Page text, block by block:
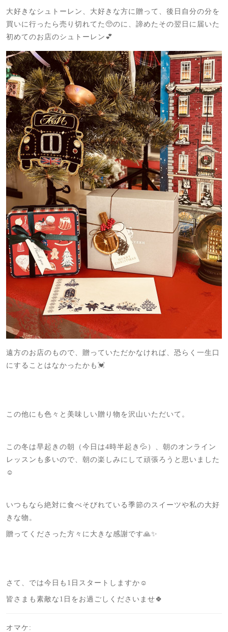
大好きなシュトーレン、大好きな方に贈って、後日自分の分を
買いに行ったら売り切れてた🥺のに、諦めたその翌日に届いた
初めてのお店のシュトーレン💕
遠方のお店のもので、贈っていただかなければ、恐らく一生口
にすることはなかったかも💓
この他にも色々と美味しい贈り物を沢山いただいて。
この冬は早起きの朝（今日は4時半起き💦）、朝のオンライン
レッスンも多いので、朝の楽しみにして頑張ろうと思いました
☺️
いつもなら絶対に食べそびれている季節のスイーツや私の大好
きな物。
贈ってくださった方々に大きな感謝です🙏✨
さて、では今日も1日スタートしますか☺️
皆さまも素敵な1日をお過ごしくださいませ🍀
オマケ: